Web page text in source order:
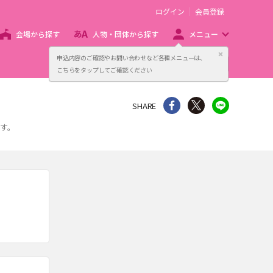
申込内容のご確認やお問い合わせなど各種メニューは、
こちらをタップしてご確認ください
閉じる
ログイン 会員登録
会場から探す 人物・団体から探す メニュー
主催者向け販売サービス
。
SHARE シェア Twitter